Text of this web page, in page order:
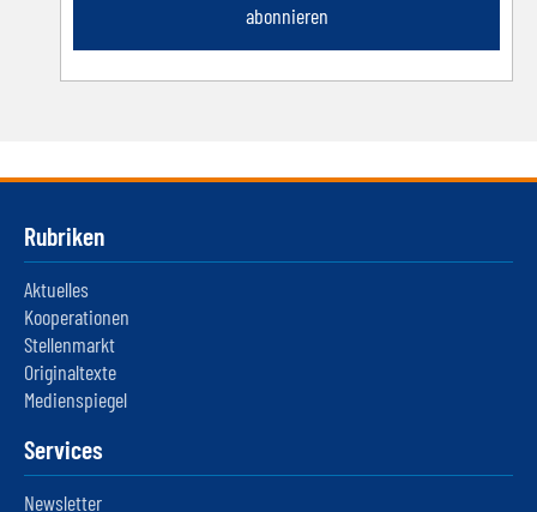
abonnieren
Rubriken
Aktuelles
Kooperationen
Stellenmarkt
Originaltexte
Medienspiegel
Services
Newsletter